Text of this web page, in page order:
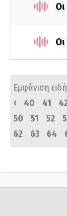
Εμφάνιση
‹
40 41
50
51 52
62
63 64